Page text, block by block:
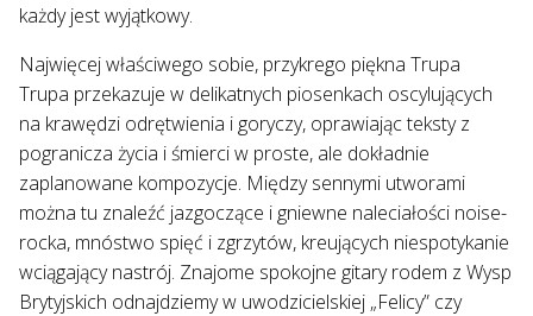
każdy jest wyjątkowy.
Najwięcej właściwego sobie, przykrego piękna Trupa
Trupa przekazuje w delikatnych piosenkach oscylujących
na krawędzi odrętwienia i goryczy, oprawiając teksty z
pogranicza życia i śmierci w proste, ale dokładnie
zaplanowane kompozycje. Między sennymi utworami
można tu znaleźć jazgoczące i gniewne naleciałości noise-
rocka, mnóstwo spięć i zgrzytów, kreujących niespotykanie
wciągający nastrój. Znajome spokojne gitary rodem z Wysp
Brytyjskich odnajdziemy w uwodzicielskiej „Felicy” czy